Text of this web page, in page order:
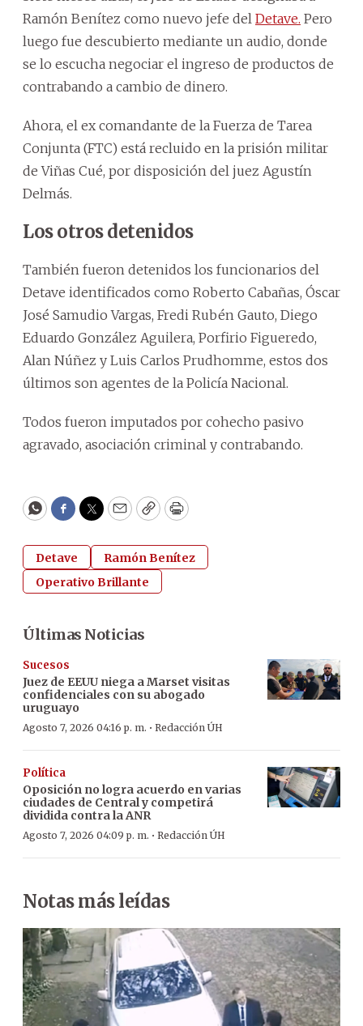
Ramón Benítez como nuevo jefe del Detave. Pero
luego fue descubierto mediante un audio, donde
se lo escucha negociar el ingreso de productos de
contrabando a cambio de dinero.
Ahora, el ex comandante de la Fuerza de Tarea
Conjunta (FTC) está recluido en la prisión militar
de Viñas Cué, por disposición del juez Agustín
Delmás.
Los otros detenidos
También fueron detenidos los funcionarios del
Detave identificados como Roberto Cabañas, Óscar
José Samudio Vargas, Fredi Rubén Gauto, Diego
Eduardo González Aguilera, Porfirio Figueredo,
Alan Núñez y Luis Carlos Prudhomme, estos dos
últimos son agentes de la Policía Nacional.
Todos fueron imputados por cohecho pasivo
agravado, asociación criminal y contrabando.
WhatsApp
Facebook
Twitter
EmailCopyPrint
Detave
Ramón Benítez
Operativo Brillante
Últimas Noticias
Sucesos
Juez de EEUU niega a Marset visitas
confidenciales con su abogado
uruguayo
Agosto 7, 2026 04:16 p. m. · Redacción ÚH
Política
Oposición no logra acuerdo en varias
ciudades de Central y competirá
dividida contra la ANR
Agosto 7, 2026 04:09 p. m. · Redacción ÚH
Notas más leídas